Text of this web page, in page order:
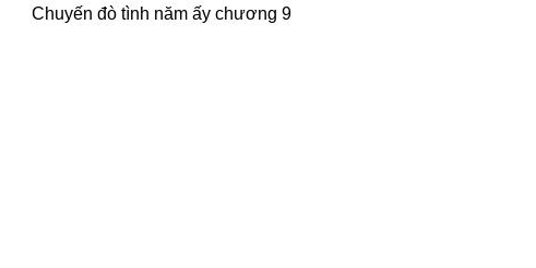
Chuyến đò tình năm ấy chương 9